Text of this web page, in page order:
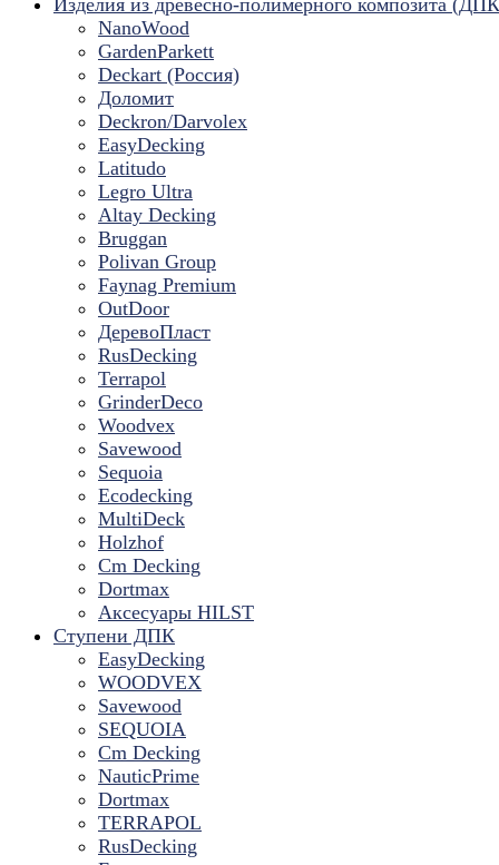
Изделия из древесно-полимерного композита
NanoWood
GardenParkett
Deckart (Россия)
Доломит
Deckron/Darvolex
EasyDecking
Latitudo
Legro Ultra
Altay Decking
Bruggan
Polivan Group
Faynag Premium
OutDoor
ДеревоПласт
RusDecking
Terrapol
GrinderDeco
Woodvex
Savewood
Sequoia
Ecodecking
MultiDeck
Holzhof
Cm Decking
Dortmax
Аксесуары HILST
Ступени ДПК
EasyDecking
WOODVEX
Savewood
SEQUOIA
Cm Decking
NauticPrime
Dortmax
TERRAPOL
RusDecking